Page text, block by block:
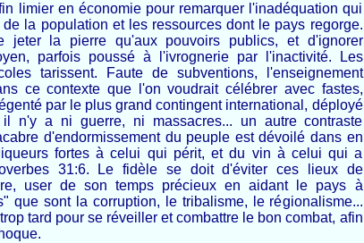
limier en économie pour remarquer l'inadéquation qui
la population et les ressources dont le pays regorge.
la pierre qu'aux pouvoirs publics, et d'ignorer
parfois poussé à l'ivrognerie par l'inactivité. Les
tarissent. Faute de subventions, l'enseignement
ce contexte que l'on voudrait célébrer avec fastes,
par le plus grand contingent international, déployé
n'y a ni guerre, ni massacres... un autre contraste
d'endormissement du peuple est dévoilé dans en
fortes à celui qui périt, et du vin à celui qui a
31:6. Le fidèle se doit d'éviter ces lieux de
user de son temps précieux en aidant le pays à
que sont la corruption, le tribalisme, le régionalisme...
tard pour se réveiller et combattre le bon combat, afin